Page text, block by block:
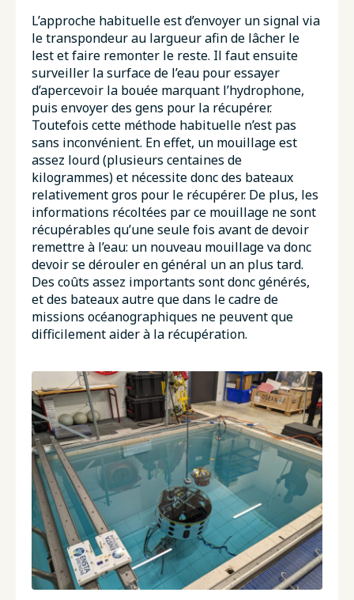
L’approche habituelle est d’envoyer un signal via
le transpondeur au largueur afin de lâcher le
lest et faire remonter le reste. Il faut ensuite
surveiller la surface de l’eau pour essayer
d’apercevoir la bouée marquant l’hydrophone,
puis envoyer des gens pour la récupérer.
Toutefois cette méthode habituelle n’est pas
sans inconvénient. En effet, un mouillage est
assez lourd (plusieurs centaines de
kilogrammes) et nécessite donc des bateaux
relativement gros pour le récupérer. De plus, les
informations récoltées par ce mouillage ne sont
récupérables qu’une seule fois avant de devoir
remettre à l’eau: un nouveau mouillage va donc
devoir se dérouler en général un an plus tard.
Des coûts assez importants sont donc générés,
et des bateaux autre que dans le cadre de
missions océanographiques ne peuvent que
difficilement aider à la récupération.